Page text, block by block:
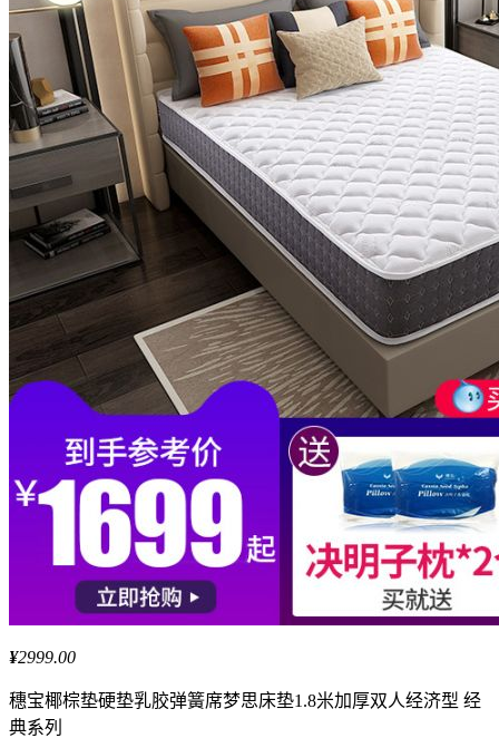
¥2999.00
穗宝椰棕垫硬垫乳胶弹簧席梦思床垫1.8米加厚双人经济型 经
典系列